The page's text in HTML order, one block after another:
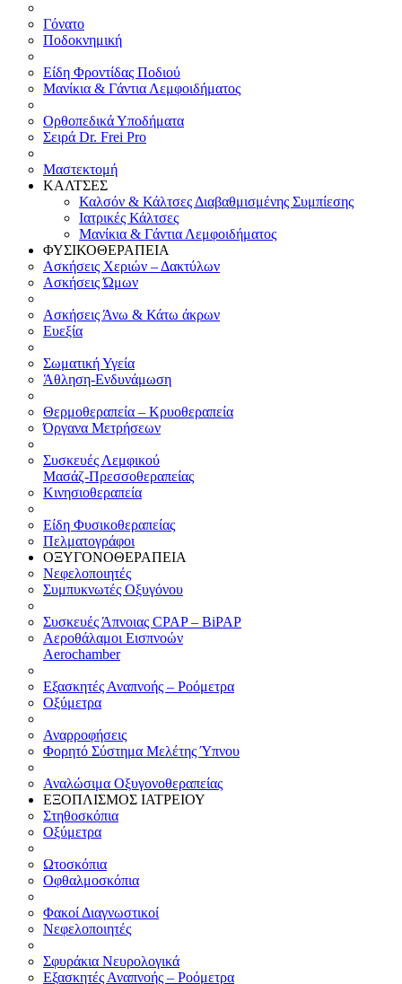
Γόνατο
Ποδοκνημική
Είδη Φροντίδας Ποδιού
Μανίκια & Γάντια Λεμφοιδήματος
Ορθοπεδικά Υποδήματα
Σειρά Dr. Frei Pro
Μαστεκτομή
ΚΑΛΤΣΕΣ
Καλσόν & Κάλτσες Διαβαθμισμένης Συμπίεσης
Ιατρικές Κάλτσες
Μανίκια & Γάντια Λεμφοιδήματος
ΦΥΣΙΚΟΘΕΡΑΠΕΙΑ
Ασκήσεις Χεριών – Δακτύλων
Ασκήσεις Ώμων
Ασκήσεις Άνω & Κάτω άκρων
Ευεξία
Σωματική Υγεία
Άθληση-Ενδυνάμωση
Θερμοθεραπεία – Κρυοθεραπεία
Όργανα Μετρήσεων
Συσκευές Λεμφικού
Μασάζ-Πρεσσοθεραπείας
Κινησιοθεραπεία
Είδη Φυσικοθεραπείας
Πελματογράφοι
ΟΞΥΓΟΝΟΘΕΡΑΠΕΙΑ
Νεφελοποιητές
Συμπυκνωτές Οξυγόνου
Συσκευές Άπνοιας CPAP – BiPAP
Αεροθάλαμοι Εισπνοών
Aerochamber
Εξασκητές Αναπνοής – Ροόμετρα
Οξύμετρα
Αναρροφήσεις
Φορητό Σύστημα Μελέτης Ύπνου
Αναλώσιμα Οξυγονοθεραπείας
ΕΞΟΠΛΙΣΜΟΣ ΙΑΤΡΕΙΟΥ
Στηθοσκόπια
Οξύμετρα
Ωτοσκόπια
Οφθαλμοσκόπια
Φακοί Διαγνωστικοί
Νεφελοποιητές
Σφυράκια Νευρολογικά
Εξασκητές Αναπνοής – Ροόμετρα